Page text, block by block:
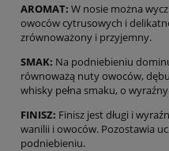
AROMAT: W nosie można
owoców cytrusowych i
zrównoważony i przyjemny.
SMAK: Na podniebieniu
równoważą nuty owoców,
whisky pełna smaku, o
FINISZ: Finisz jest długi i
wanilii i owoców. Pozostawia
podniebieniu.